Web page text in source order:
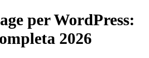
per WordPress:
2026